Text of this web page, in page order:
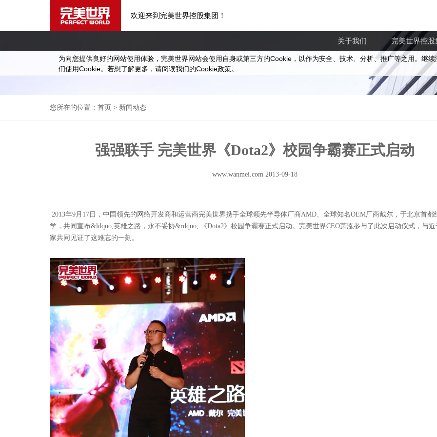
为向您提供良好的网站使用体验，完美世界网站会使用自身或第三方的Cookie ，以作为安全、技术、分析、推广等之用。继
们使用Cookie。若想了解更多，请阅读我们的Cookie政策。
欢迎来到完美世界控股集团！
关于我们 完美世界控股
您所在的位置： 首页 > 新闻动态
强强联手 完美世界《Dota2》校园争霸赛正式启动
www.wanmei.com 2013-09-18
2013年9月17日，中国领先的网络开发商和运营商完美世界携手全球领先半导体厂商AMD、全球知名OEM厂商戴尔，于北京首都
学，共同宣布&ldquo;英雄之路，永不妥协&rdquo; 《Dota2》校园争霸赛正式启动。完美世界CEO萧泓参与了此次启动仪式，与
家共同见证了这难忘的一刻。